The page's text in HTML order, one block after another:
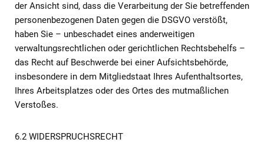
der Ansicht sind, dass die Verarbeitung der Sie betreffenden
personenbezogenen Daten gegen die DSGVO verstößt,
haben Sie – unbeschadet eines anderweitigen
verwaltungsrechtlichen oder gerichtlichen Rechtsbehelfs –
das Recht auf Beschwerde bei einer Aufsichtsbehörde,
insbesondere in dem Mitgliedstaat Ihres Aufenthaltsortes,
Ihres Arbeitsplatzes oder des Ortes des mutmaßlichen
Verstoßes.
6.2 WIDERSPRUCHSRECHT